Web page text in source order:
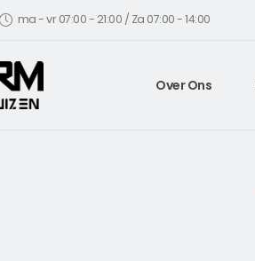
ma - vr 07:00 - 21:00 / Za 07:00 - 14:00
Over Ons